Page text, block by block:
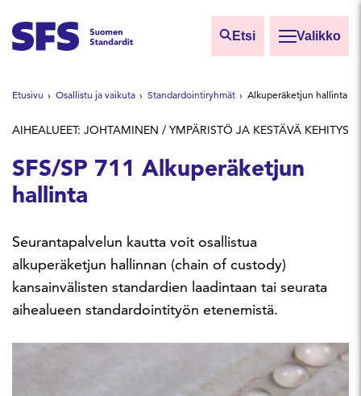
Etsi Valikko
Etsi sivuilta
Hae hakutermillä
Etusivu Osallistu ja vaikuta Standardointiryhmät Alkuperäketjun hallinta
AIHEALUEET: JOHTAMINEN / YMPÄRISTÖ JA KESTÄVÄ KEHITYS
SFS/SP 711 Alkuperäketjun
hallinta
Seurantapalvelun kautta voit osallistua
alkuperäketjun hallinnan (chain of custody)
kansainvälisten standardien laadintaan tai seurata
aihealueen standardointityön etenemistä.